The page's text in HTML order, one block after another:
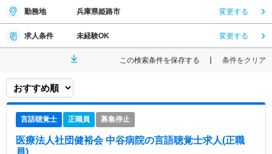
勤務地 兵庫県姫路市 変更する
求人条件 未経験OK 変更する
この検索条件を保存する 条件をクリア
言語聴覚士 正職員 募集停止
医療法人社団健裕会 中谷病院の言語聴覚士求人(正職